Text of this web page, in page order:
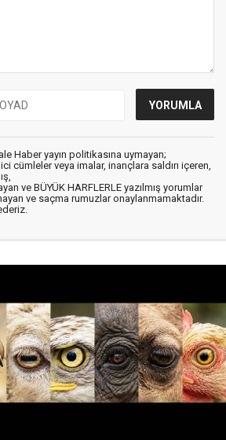
Haber yayın politikasına uymayan;
cümleler veya imalar, inançlara saldırı içeren,
ve BÜYÜK HARFLERLE yazılmış yorumlar
ve saçma rumuzlar onaylanmamaktadır.